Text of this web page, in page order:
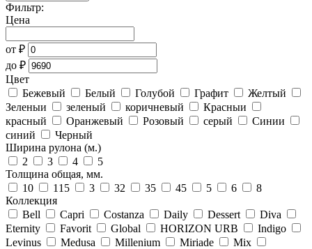
Фильтр:
Цена
от ₽
до ₽
Цвет
Бежевый
Белый Голубой Графит
Желтый
Зеленыи
зеленый коричневый
Красныи
красный
Оранжевый Розовый серый
Синии
синий
Черный
Ширина рулона (м.)
2
3 4
5
Толщина общая, мм.
10
115 3 32 35 45 5 6
8
Коллекция
Bell
Capri Costanza Daily Dessert
Diva
Eternity
Favorit Global HORIZON URB
Indigo
Levinus
Medusa Millenium Miriade
Mix